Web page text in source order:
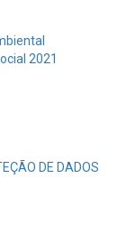
2021
DE DADOS